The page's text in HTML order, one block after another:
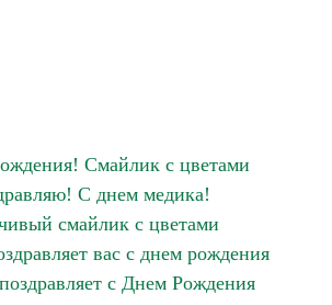
Смайлик с цветами
С днем медика!
смайлик с цветами
вас с днем рождения
с Днем Рождения